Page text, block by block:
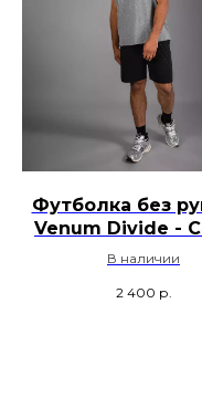
Футболка без
Venum Divide -
В наличии
2 400 р.